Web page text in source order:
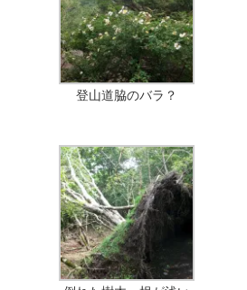
登山道脇のバラ？